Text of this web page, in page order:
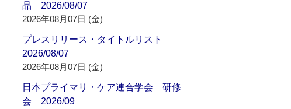
品 2026/08/07
2026年08月07日 (金)
プレスリリース・タイトルリスト
2026/08/07
2026年08月07日 (金)
日本プライマリ・ケア連合学会 研修
会 2026/09